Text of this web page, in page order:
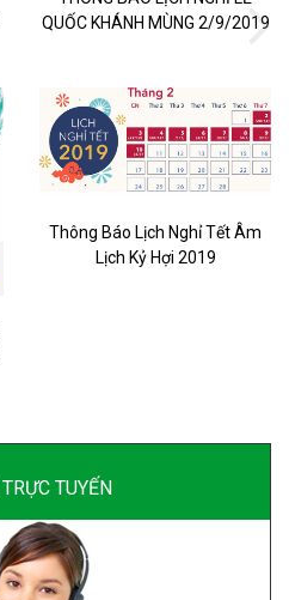
QUỐC KHÁNH MÙNG 2/9/2019
Thông Báo Lịch Nghỉ Tết Âm
Lịch Kỷ Hợi 2019
TUYẾN